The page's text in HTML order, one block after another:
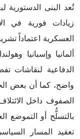
تُعد البنى الدستورية
زيادات فورية في
العسكرية اعتماداً
ألمانيا وإسبانيا
الدفاعية لنقاشات
واضح، كما أن بعض
الصفوف داخل
بالتسلُّح أو التموضع
تعقيد المسار